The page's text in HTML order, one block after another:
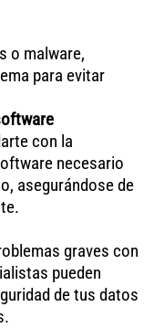
o malware,
para evitar
con la
necesario
asegurándose de
graves con
pueden
de tus datos